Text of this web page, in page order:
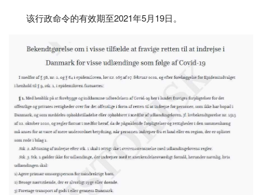
该行政命令的有效期至2021年5月19日。